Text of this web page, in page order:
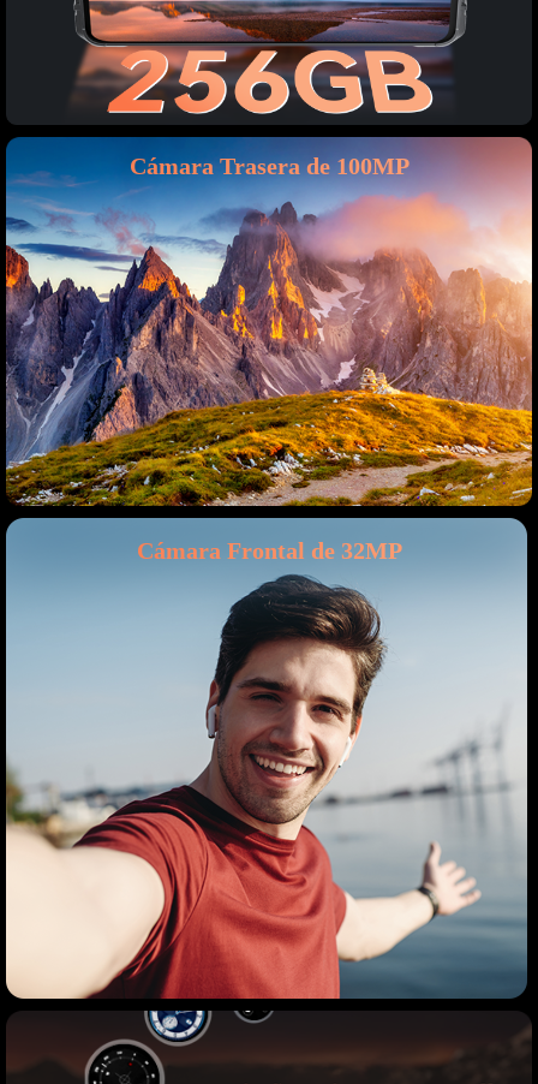
Cámara Trasera de 100MP
Cámara Frontal de 32MP